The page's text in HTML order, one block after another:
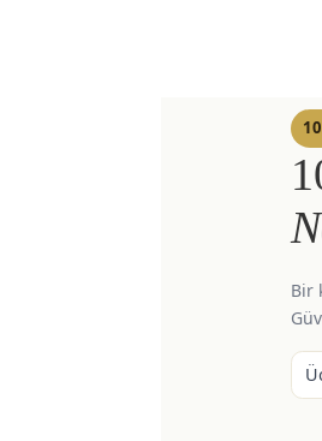
Bir